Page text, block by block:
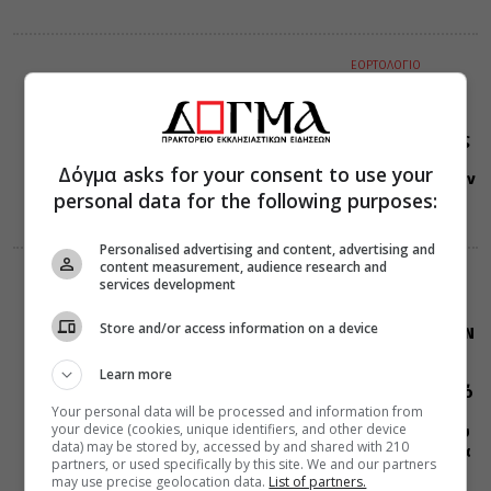
ΕΟΡΤΟΛΟΓΙΟ
Όλες οι εορτές
που συνέβησαν
08 Αυγούστου
Η LEROY MERLIN
Ερυθρό Σταυρό
με δωρεά
επιχειρησιακού
εξοπλισμού για
την
Δόγμα asks for your consent to use your
personal data for the following purposes:
Personalised advertising and content, advertising and
content measurement, audience research and
services development
Store and/or access information on a device
Learn more
Your personal data will be processed and information from
your device (cookies, unique identifiers, and other device
data) may be stored by, accessed by and shared with 210
partners, or used specifically by this site. We and our partners
may use precise geolocation data. List of partners.